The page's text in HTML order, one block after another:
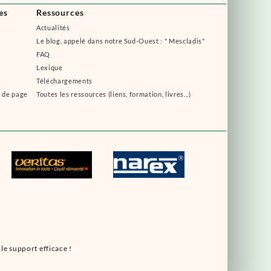
page
Ressources
Actualités
Le blog, appelé dans notre Sud-Ouest : " Mescladis"
FAQ
Lexique
Téléchargements
Toutes les ressources (liens, formation, livres...)
support efficace !